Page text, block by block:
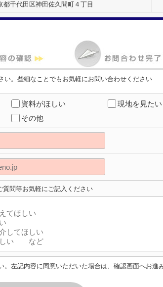
都千代田区神田佐久間町４丁目
い。些細なことでもお気軽にお問い合わせください
資料がほしい
現地を見たい
その他
問等お気軽にご記入ください
。左記内容に同意いただいた場合は、確認画面へお進